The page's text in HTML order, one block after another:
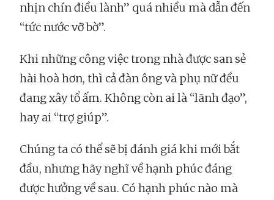
nhịn chín điều lành” quá nhiều mà dẫn đến
“tức nước vỡ bờ”.
Khi những công việc trong nhà được san sẻ
hài hoà hơn, thì cả đàn ông và phụ nữ đều
đang xây tổ ấm. Không còn ai là “lãnh đạo”,
hay ai “trợ giúp”.
Chúng ta có thể sẽ bị đánh giá khi mới bắt
đầu, nhưng hãy nghĩ về hạnh phúc đáng
được hưởng về sau. Có hạnh phúc nào mà